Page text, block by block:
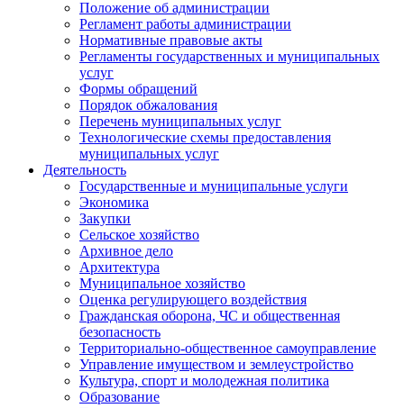
Положение об администрации
Регламент работы администрации
Нормативные правовые акты
Регламенты государственных и муниципальных
услуг
Формы обращений
Порядок обжалования
Перечень муниципальных услуг
Технологические схемы предоставления
муниципальных услуг
Деятельность
Государственные и муниципальные услуги
Экономика
Закупки
Сельское хозяйство
Архивное дело
Архитектура
Муниципальное хозяйство
Оценка регулирующего воздействия
Гражданская оборона, ЧС и общественная
безопасность
Территориально-общественное самоуправление
Управление имуществом и землеустройство
Культура, спорт и молодежная политика
Образование